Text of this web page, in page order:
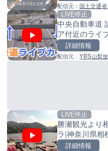
配信元： 国土交通
LIVE停止
中央自動車道
ア付近のライ
原市詳細情報
配信元： YBS山梨
LIVE停止
勝瀬観光より
ラ|神奈川県相
詳細情報